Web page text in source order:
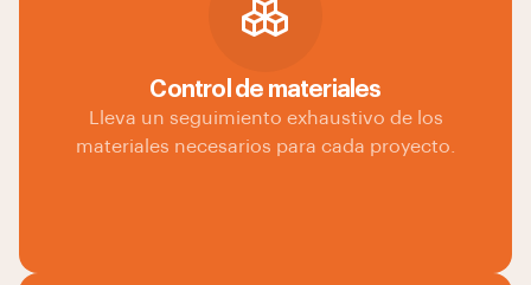
Control de materiales
Lleva un seguimiento exhaustivo de los
materiales necesarios para cada proyecto.